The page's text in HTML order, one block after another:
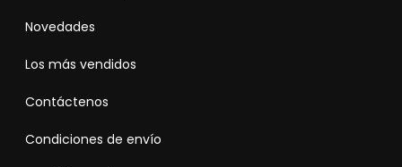
Novedades
Los más vendidos
Contáctenos
Condiciones de envío